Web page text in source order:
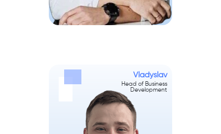
Vladyslav
Head of Business
Development